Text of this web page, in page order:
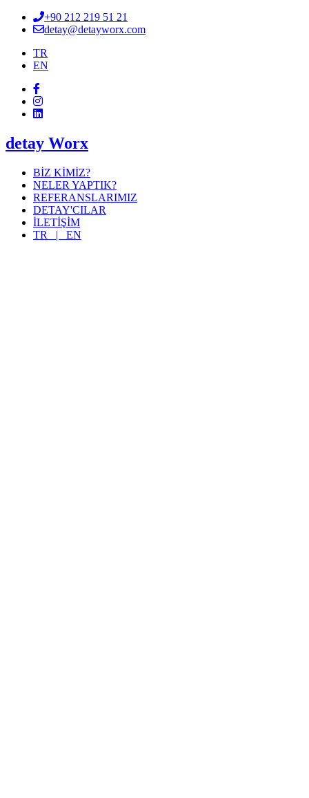
+90 212 219 51 21
detay@detayworx.com
TR
EN
detay Worx
BİZ KİMİZ?
NELER YAPTIK?
REFERANSLARIMIZ
DETAY'CILAR
İLETİŞİM
TR | EN